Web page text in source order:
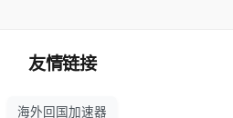
友情链接
海外回国加速器